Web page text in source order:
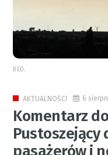
RED.
AKTUALNOŚCI 6
Komentarz
Pustoszejący
pasażerów i